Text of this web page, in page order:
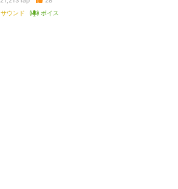
サウンド
ボイス